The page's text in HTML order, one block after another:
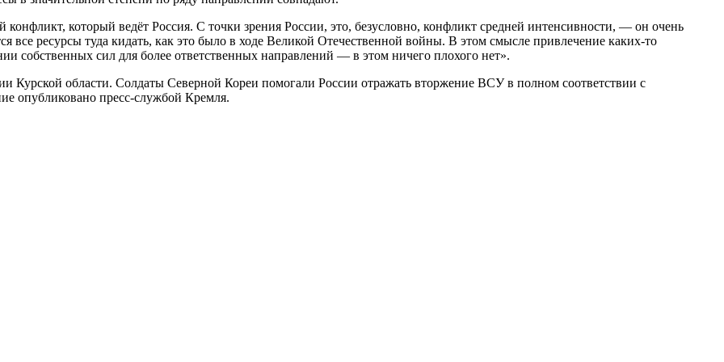
который ведёт Россия. С точки зрения России, это, безусловно, конфликт средней интенсивности, — он очень
все ресурсы туда кидать, как это было в ходе Великой Отечественной войны. В этом смысле привлечение каких-то
собственных сил для более ответственных направлений — в этом ничего плохого нет».
области. Солдаты Северной Кореи помогали России отражать вторжение ВСУ в полном соответствии с
опубликовано пресс-службой Кремля.